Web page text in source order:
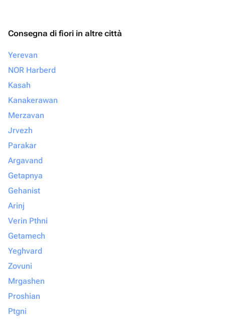
Consegna di fiori in altre città
Yerevan
NOR Harberd
Kasah
Kanakerawan
Merzavan
Jrvezh
Parakar
Argavand
Getapnya
Gehanist
Arinj
Verin Pthni
Getamech
Yeghvard
Zovuni
Mrgashen
Proshian
Ptgni